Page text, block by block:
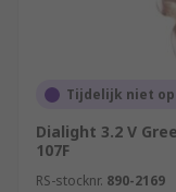
Tijdelijk niet
Dialight 3.2 V
107F
RS-stocknr. 890-2169